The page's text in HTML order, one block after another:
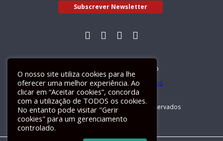
Subscrever Newsletter
Livro de Reclamações Electrónico
GALILEU 2026 © Todos os direitos reservados
O nosso site utiliza cookies para lhe
oferecer uma melhor experiência. Ao
clicar em “Aceitar cookies”, concorda
com a utilização de TODOS os cookies.
No entanto pode visitar "Gerir
cookies" para um gerenciamento
controlado.